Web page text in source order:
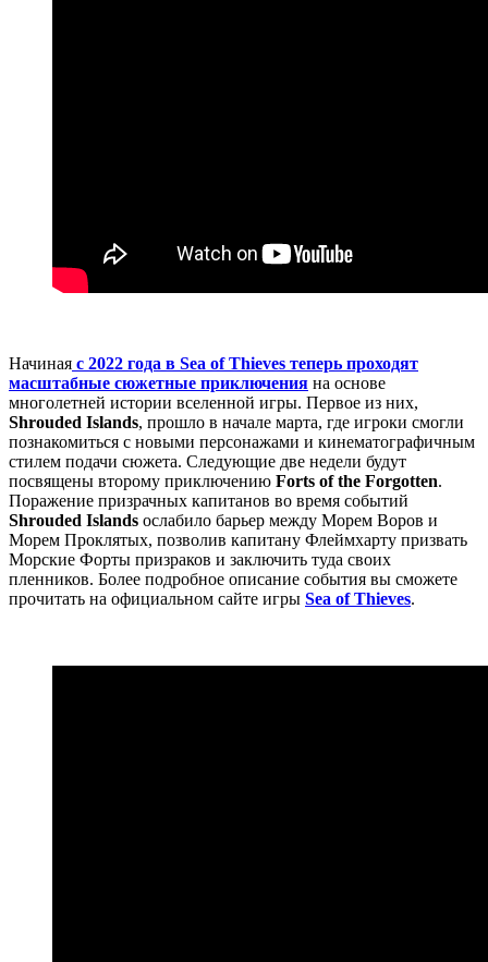
Начиная с 2022 года в Sea of ​​Thieves теперь проходят
масштабные сюжетные приключения на основе
многолетней истории вселенной игры. Первое из них,
Shrouded Islands, прошло в начале марта, где игроки смогли
познакомиться с новыми персонажами и кинематографичным
стилем подачи сюжета. Следующие две недели будут
посвящены второму приключению Forts of the Forgotten.
Поражение призрачных капитанов во время событий
Shrouded Islands ослабило барьер между Морем Воров и
Морем Проклятых, позволив капитану Флеймхарту призвать
Морские Форты призраков и заключить туда своих
пленников. Более подробное описание события вы сможете
прочитать на официальном сайте игры Sea of Thieves.